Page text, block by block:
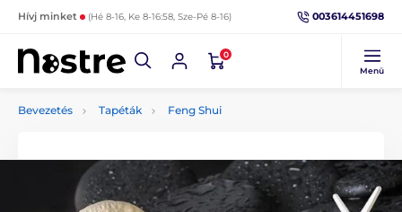
Hívj minket (Hé 8-16, Ke 8-16:58, Sze-Pé 8-16) 003614451698
0
Menü
Bevezetés Tapéták Feng Shui